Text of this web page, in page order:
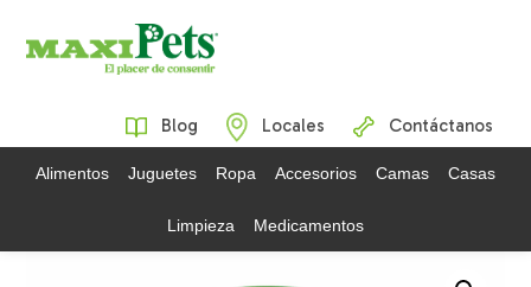
Blog Locales Contáctanos
Alimentos Juguetes Ropa Accesorios Camas Casas
Limpieza Medicamentos